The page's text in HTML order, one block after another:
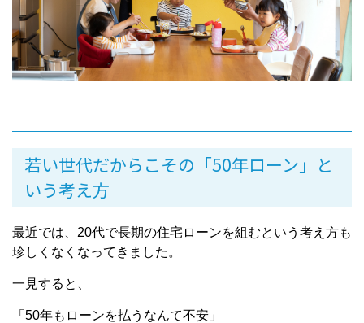
若い世代だからこその「50年ローン」と
いう考え方
最近では、20代で長期の住宅ローンを組むという考え方も
珍しくなくなってきました。
一見すると、
「50年もローンを払うなんて不安」